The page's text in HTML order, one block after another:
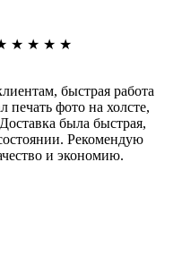
★ ★ ★ ★
быстрая работа
печать фото на холсте,
была быстрая,
Рекомендую
и экономию.